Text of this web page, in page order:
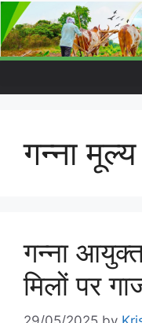
गन्ना
गन्ना
मिलों पर